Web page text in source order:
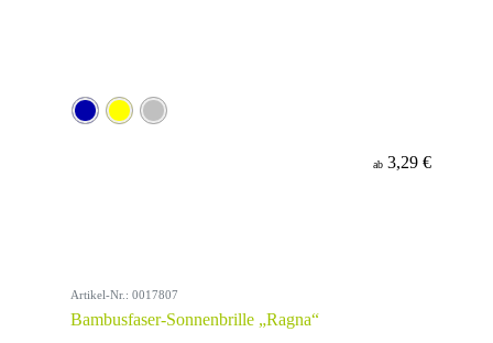
ab 3,29 €
Artikel-Nr.: 0017807
Bambusfaser-Sonnenbrille „Ragna“